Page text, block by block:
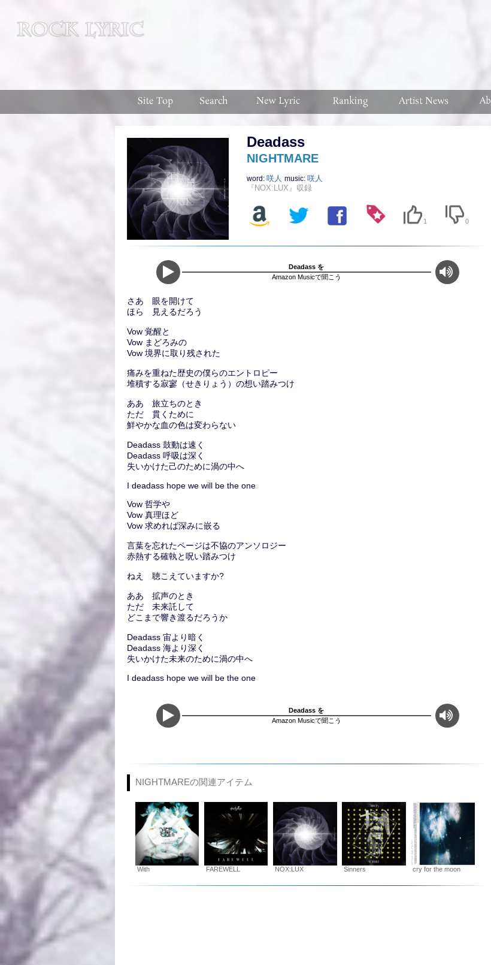
Deadass
NIGHTMARE
word: 咲人 music: 咲人
『NOX:LUX』収録
1 0
Deadass を
Amazon Musicで聞こう
さあ 眼を開けて
ほら 見えるだろう
Vow 覚醒と
Vow まどろみの
Vow 境界に取り残された
痛みを重ねた歴史の僕らのエントロピー
堆積する寂寥（せきりょう）の想い踏みつけ
ああ 旅立ちのとき
ただ 貫くために
鮮やかな血の色は変わらない
Deadass 鼓動は速く
Deadass 呼吸は深く
失いかけた己のために渦の中へ
I deadass hope we will be the one
Vow 哲学や
Vow 真理ほど
Vow 求めれば深みに嵌る
言葉を忘れたページは不協のアンソロジー
赤熱する確執と呪い踏みつけ
ねえ 聴こえていますか?
ああ 拡声のとき
ただ 未来託して
どこまで響き渡るだろうか
Deadass 宙より暗く
Deadass 海より深く
失いかけた未来のために渦の中へ
I deadass hope we will be the one
Deadass を
Amazon Musicで聞こう
NIGHTMAREの関連アイテム
With FAREWELL NOX:LUX Sinners cry for the moon